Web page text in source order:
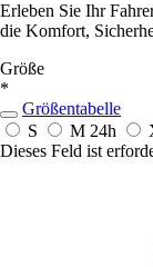
Erleben Sie Ihr
die Komfort,
Größe
*
Größentabelle
S
M 24h
Dieses Feld ist